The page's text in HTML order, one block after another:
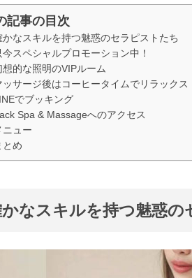
記事の目次
かなスキルを持つ魅惑のセラピストたち
今スペシャルプロモーション中！
想的な照明のVIPルーム
ッサージ後はコーヒータイムでリラックス
でブッキング
Spa & Massageへのアクセス
ニュー
とめ
なスキルを持つ魅惑の